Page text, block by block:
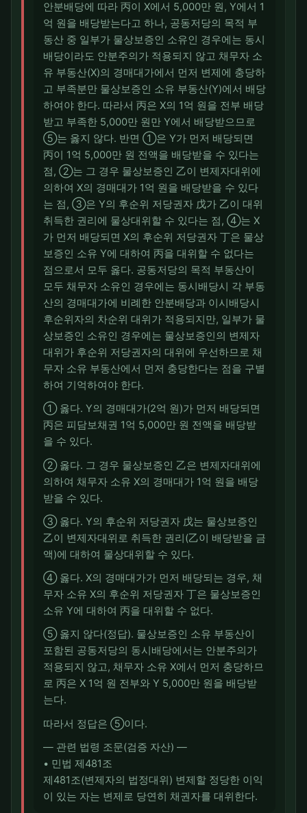
안분배당에 따라 丙이 X에서 5,000만 원, Y에서 1
억 원을 배당받는다고 하나, 공동저당의 목적 부
동산 중 일부가 물상보증인 소유인 경우에는 동시
배당이라도 안분주의가 적용되지 않고 채무자 소
유 부동산(X)의 경매대가에서 먼저 변제에 충당하
고 부족분만 물상보증인 소유 부동산(Y)에서 배당
하여야 한다. 따라서 丙은 X의 1억 원을 전부 배당
받고 부족한 5,000만 원만 Y에서 배당받으므로
⑤는 옳지 않다. 반면 ①은 Y가 먼저 배당되면
丙이 1억 5,000만 원 전액을 배당받을 수 있다는
점, ②는 그 경우 물상보증인 乙이 변제자대위에
의하여 X의 경매대가 1억 원을 배당받을 수 있다
는 점, ③은 Y의 후순위 저당권자 戊가 乙이 대위
취득한 권리에 물상대위할 수 있다는 점, ④는 X
가 먼저 배당되면 X의 후순위 저당권자 丁은 물상
보증인 소유 Y에 대하여 丙을 대위할 수 없다는
점으로서 모두 옳다. 공동저당의 목적 부동산이
모두 채무자 소유인 경우에는 동시배당시 각 부동
산의 경매대가에 비례한 안분배당과 이시배당시
후순위자의 차순위 대위가 적용되지만, 일부가 물
상보증인 소유인 경우에는 물상보증인의 변제자
대위가 후순위 저당권자의 대위에 우선하므로 채
무자 소유 부동산에서 먼저 충당한다는 점을 구별
하여 기억하여야 한다.
① 옳다. Y의 경매대가(2억 원)가 먼저 배당되면
丙은 피담보채권 1억 5,000만 원 전액을 배당받
을 수 있다.
② 옳다. 그 경우 물상보증인 乙은 변제자대위에
의하여 채무자 소유 X의 경매대가 1억 원을 배당
받을 수 있다.
③ 옳다. Y의 후순위 저당권자 戊는 물상보증인
乙이 변제자대위로 취득한 권리(乙이 배당받을 금
액)에 대하여 물상대위할 수 있다.
④ 옳다. X의 경매대가가 먼저 배당되는 경우, 채
무자 소유 X의 후순위 저당권자 丁은 물상보증인
소유 Y에 대하여 丙을 대위할 수 없다.
⑤ 옳지 않다(정답). 물상보증인 소유 부동산이
포함된 공동저당의 동시배당에서는 안분주의가
적용되지 않고, 채무자 소유 X에서 먼저 충당하므
로 丙은 X 1억 원 전부와 Y 5,000만 원을 배당받
는다.
따라서 정답은 ⑤이다.
― 관련 법령 조문(검증 자산) ―
• 민법 제481조
제481조(변제자의 법정대위) 변제할 정당한 이익
이 있는 자는 변제로 당연히 채권자를 대위한다.